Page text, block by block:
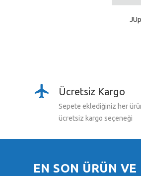
Ücretsiz Kargo
Sepete eklediğiniz her
ücretsiz kargo seçeneği
EN SON ÜRÜN